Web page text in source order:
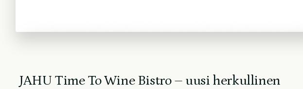
JAHU Time To Wine Bistro – uusi herkullinen